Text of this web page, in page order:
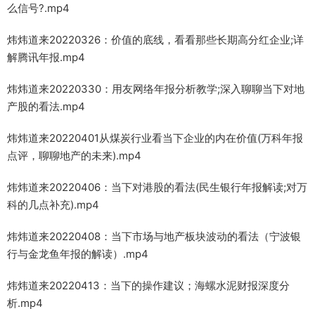
么信号?.mp4
炜炜道来20220326：价值的底线，看看那些长期高分红企业;详
解腾讯年报.mp4
炜炜道来20220330：用友网络年报分析教学;深入聊聊当下对地
产股的看法.mp4
炜炜道来20220401从煤炭行业看当下企业的内在价值(万科年报
点评，聊聊地产的未来).mp4
炜炜道来20220406：当下对港股的看法(民生银行年报解读;对万
科的几点补充).mp4
炜炜道来20220408：当下市场与地产板块波动的看法（宁波银
行与金龙鱼年报的解读）.mp4
炜炜道来20220413：当下的操作建议；海螺水泥财报深度分
析.mp4